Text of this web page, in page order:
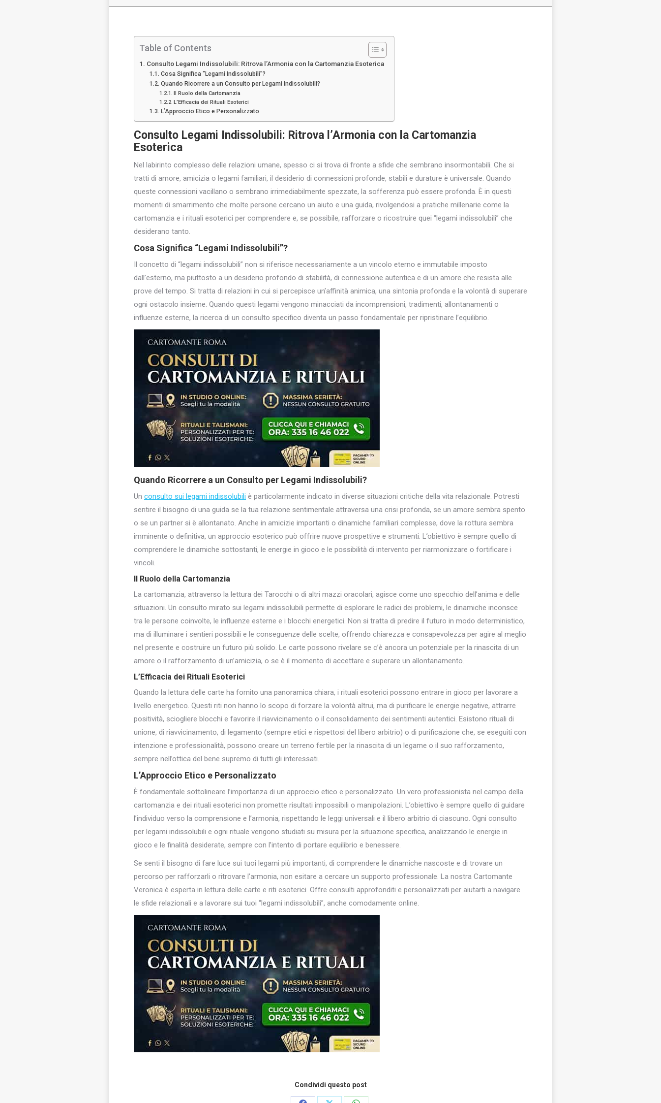
Table of Contents
Consulto Legami Indissolubili: Ritrova l’Armonia con la Cartomanzia Esoterica
Cosa Significa “Legami Indissolubili”?
Quando Ricorrere a un Consulto per Legami Indissolubili?
Il Ruolo della Cartomanzia
L’Efficacia dei Rituali Esoterici
L’Approccio Etico e Personalizzato
Consulto Legami Indissolubili: Ritrova l’Armonia con la Cartomanzia
Esoterica
Nel labirinto complesso delle relazioni umane, spesso ci si trova di fronte a sfide che sembrano insormontabili. Che si
tratti di amore, amicizia o legami familiari, il desiderio di connessioni profonde, stabili e durature è universale. Quando
queste connessioni vacillano o sembrano irrimediabilmente spezzate, la sofferenza può essere profonda. È in questi
momenti di smarrimento che molte persone cercano un aiuto e una guida, rivolgendosi a pratiche millenarie come la
cartomanzia e i rituali esoterici per comprendere e, se possibile, rafforzare o ricostruire quei “legami indissolubili” che
desiderano tanto.
Cosa Significa “Legami Indissolubili”?
Il concetto di “legami indissolubili” non si riferisce necessariamente a un vincolo eterno e immutabile imposto
dall’esterno, ma piuttosto a un desiderio profondo di stabilità, di connessione autentica e di un amore che resista alle
prove del tempo. Si tratta di relazioni in cui si percepisce un’affinità animica, una sintonia profonda e la volontà di superare
ogni ostacolo insieme. Quando questi legami vengono minacciati da incomprensioni, tradimenti, allontanamenti o
influenze esterne, la ricerca di un consulto specifico diventa un passo fondamentale per ripristinare l’equilibrio.
Quando Ricorrere a un Consulto per Legami Indissolubili?
Un consulto sui legami indissolubili è particolarmente indicato in diverse situazioni critiche della vita relazionale. Potresti
sentire il bisogno di una guida se la tua relazione sentimentale attraversa una crisi profonda, se un amore sembra spento
o se un partner si è allontanato. Anche in amicizie importanti o dinamiche familiari complesse, dove la rottura sembra
imminente o definitiva, un approccio esoterico può offrire nuove prospettive e strumenti. L’obiettivo è sempre quello di
comprendere le dinamiche sottostanti, le energie in gioco e le possibilità di intervento per riarmonizzare o fortificare i
vincoli.
Il Ruolo della Cartomanzia
La cartomanzia, attraverso la lettura dei Tarocchi o di altri mazzi oracolari, agisce come uno specchio dell’anima e delle
situazioni. Un consulto mirato sui legami indissolubili permette di esplorare le radici dei problemi, le dinamiche inconsce
tra le persone coinvolte, le influenze esterne e i blocchi energetici. Non si tratta di predire il futuro in modo deterministico,
ma di illuminare i sentieri possibili e le conseguenze delle scelte, offrendo chiarezza e consapevolezza per agire al meglio
nel presente e costruire un futuro più solido. Le carte possono rivelare se c’è ancora un potenziale per la rinascita di un
amore o il rafforzamento di un’amicizia, o se è il momento di accettare e superare un allontanamento.
L’Efficacia dei Rituali Esoterici
Quando la lettura delle carte ha fornito una panoramica chiara, i rituali esoterici possono entrare in gioco per lavorare a
livello energetico. Questi riti non hanno lo scopo di forzare la volontà altrui, ma di purificare le energie negative, attrarre
positività, sciogliere blocchi e favorire il riavvicinamento o il consolidamento dei sentimenti autentici. Esistono rituali di
unione, di riavvicinamento, di legamento (sempre etici e rispettosi del libero arbitrio) o di purificazione che, se eseguiti con
intenzione e professionalità, possono creare un terreno fertile per la rinascita di un legame o il suo rafforzamento,
sempre nell’ottica del bene supremo di tutti gli interessati.
L’Approccio Etico e Personalizzato
È fondamentale sottolineare l’importanza di un approccio etico e personalizzato. Un vero professionista nel campo della
cartomanzia e dei rituali esoterici non promette risultati impossibili o manipolazioni. L’obiettivo è sempre quello di guidare
l’individuo verso la comprensione e l’armonia, rispettando le leggi universali e il libero arbitrio di ciascuno. Ogni consulto
per legami indissolubili e ogni rituale vengono studiati su misura per la situazione specifica, analizzando le energie in
gioco e le finalità desiderate, sempre con l’intento di portare equilibrio e benessere.
Se senti il bisogno di fare luce sui tuoi legami più importanti, di comprendere le dinamiche nascoste e di trovare un
percorso per rafforzarli o ritrovare l’armonia, non esitare a cercare un supporto professionale. La nostra Cartomante
Veronica è esperta in lettura delle carte e riti esoterici. Offre consulti approfonditi e personalizzati per aiutarti a navigare
le sfide relazionali e a lavorare sui tuoi “legami indissolubili”, anche comodamente online.
Condividi questo post